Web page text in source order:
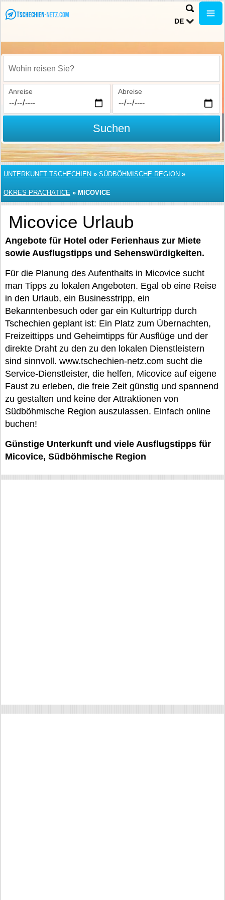
DE
Wohin reisen Sie?
Anreise Abreise
Suchen
UNTERKUNFT TSCHECHIEN » SÜDBÖHMISCHE REGION »
OKRES PRACHATICE » MICOVICE
Micovice Urlaub
Angebote für Hotel oder Ferienhaus zur Miete
sowie Ausflugstipps und Sehenswürdigkeiten.
Für die Planung des Aufenthalts in Micovice sucht
man Tipps zu lokalen Angeboten. Egal ob eine Reise
in den Urlaub, ein Businesstripp, ein
Bekanntenbesuch oder gar ein Kulturtripp durch
Tschechien geplant ist: Ein Platz zum Übernachten,
Freizeittipps und Geheimtipps für Ausflüge und der
direkte Draht zu den zu den lokalen Dienstleistern
sind sinnvoll. www.tschechien-netz.com sucht die
Service-Dienstleister, die helfen, Micovice auf eigene
Faust zu erleben, die freie Zeit günstig und spannend
zu gestalten und keine der Attraktionen von
Südböhmische Region auszulassen. Einfach online
buchen!
Günstige Unterkunft und viele Ausflugstipps für
Micovice, Südböhmische Region